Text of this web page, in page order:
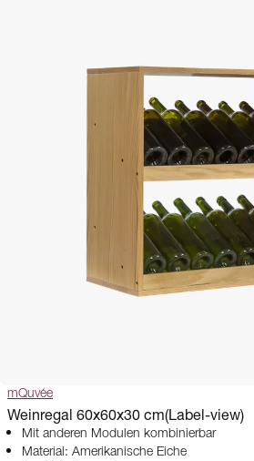
mQuvée
Weinregal 60x60x30 cm(Label-view)
Mit anderen Modulen kombinierbar
Material: Amerikanische Eiche